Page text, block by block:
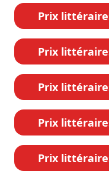
Prix
Prix
Prix
Prix
Prix